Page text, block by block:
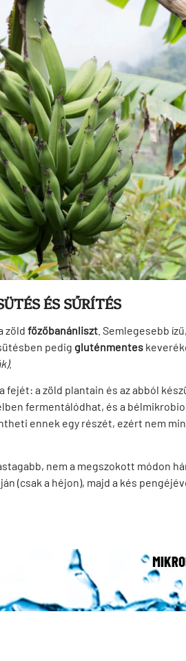
ÉS SŰRÍTÉS
zöld főzőbanánliszt . Semlegesebb
pedig gluténmentes
.
a zöld plantain és az abból
fermentálódhat, és a
ennek egy részét, ezért nem
nem a megszokott módon
(csak a héjon), majd a kés